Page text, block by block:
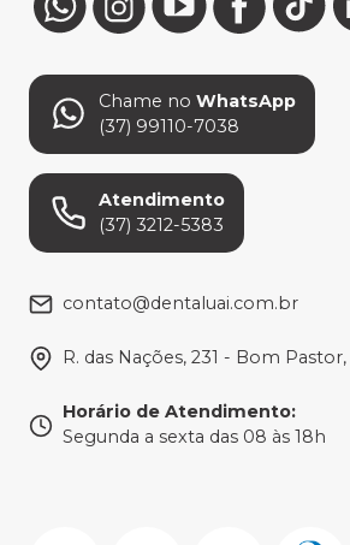
Chame no WhatsApp
(37) 99110-7038
Atendimento
(37) 3212-5383
contato@dentaluai.com.br
R. das Nações, 231 - Bom
Horário de Atendimento:
Segunda a sexta das 08 às 18h